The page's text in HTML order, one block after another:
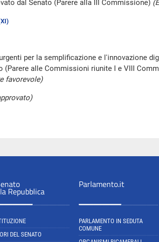
dal Senato (Parere alla III Commissione)
per la semplificazione e l'innovazione
(Parere alle Commissioni riunite I e VIII
favorevole)
Repubblica
DEL SENATO
Parlamento.it
PARLAMENTO IN SEDUTA
COMUNE